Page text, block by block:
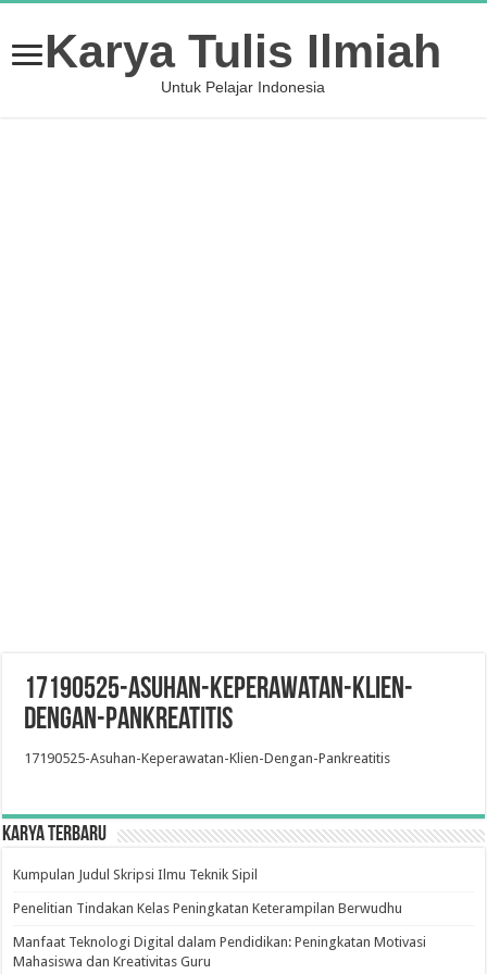
Karya Tulis Ilmiah
Untuk Pelajar Indonesia
17190525-Asuhan-Keperawatan-Klien-
Dengan-Pankreatitis
17190525-Asuhan-Keperawatan-Klien-Dengan-Pankreatitis
Karya Terbaru
Kumpulan Judul Skripsi Ilmu Teknik Sipil
Penelitian Tindakan Kelas Peningkatan Keterampilan Berwudhu
Manfaat Teknologi Digital dalam Pendidikan: Peningkatan Motivasi
Mahasiswa dan Kreativitas Guru